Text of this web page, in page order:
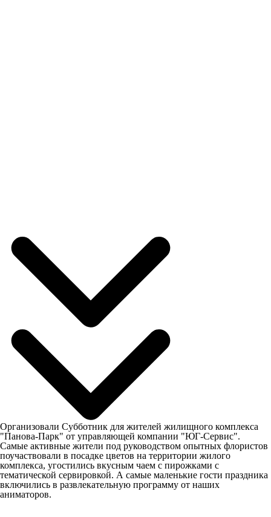
Организовали Субботник для жителей жилищного комплекса
"Панова-Парк" от управляющей компании "ЮГ-Сервис".
Самые активные жители под руководством опытных флористов
поучаствовали в посадке цветов на территории жилого
комплекса, угостились вкусным чаем с пирожками с
тематической сервировкой. А самые маленькие гости праздника
включились в развлекательную программу от наших
аниматоров.